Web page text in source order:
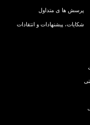
پرسش ها ی متداول
شکایات، پیشنهادات و انتقادات